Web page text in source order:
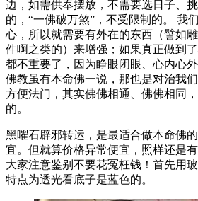
边，如需供奉摆放，不需要选日子、
的，“一佛破万煞”，不受限制的。 我
心，所以就需要有外在的东西（譬如
件啊之类的）来增强；如果真正做到
都不重要了，因为睁眼闭眼、心内心
佛教虽有本命佛一说，那也是对治我
方便法门，其实佛佛相通、佛佛相同
的。
黑曜石辟邪转运，是最适合做本命佛
宜。但就算价格异常便宜，照样还是
大家注意鉴别不要花冤枉钱！首先用
特点为透光看底子是蓝色的。